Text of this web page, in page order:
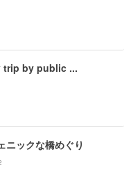
trip by public ...
ニックな橋めぐり